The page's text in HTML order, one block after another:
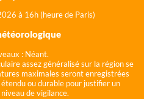
6 à 16h (heure de Paris)
: Néant.
assez généralisé sur la région se
maximales seront enregistrées
ou durable pour justifier un
de vigilance.